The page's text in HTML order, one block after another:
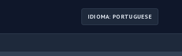
IDIOMA: PORTUGUESE